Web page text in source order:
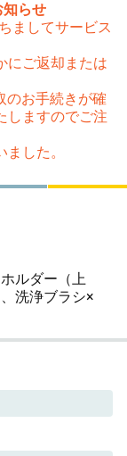
知らせ
ましてサービス
にご返却または
のお手続きが確
しますのでご注
した。
ルダー（上
洗浄ブラシ×